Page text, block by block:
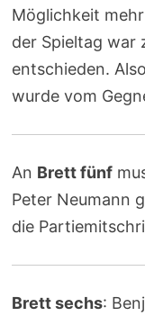
Möglichkeit
der Spieltag war
entschieden.
wurde vom
An Brett fünf
Peter Neumann
die
Brett sechs: